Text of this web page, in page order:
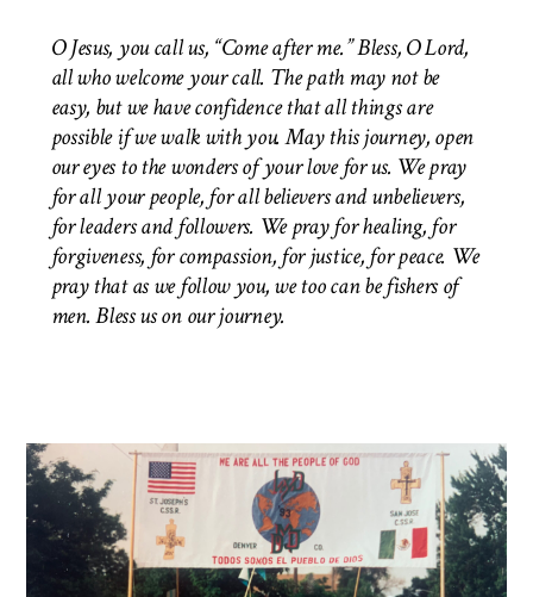
O Jesus, you call us, “Come after me.” Bless, O Lord,
all who welcome your call. The path may not be
easy, but we have confidence that all things are
possible if we walk with you. May this journey, open
our eyes to the wonders of your love for us. We pray
for all your people, for all believers and unbelievers,
for leaders and followers. We pray for healing, for
forgiveness, for compassion, for justice, for peace. We
pray that as we follow you, we too can be fishers of
men.Bless us on our journey.